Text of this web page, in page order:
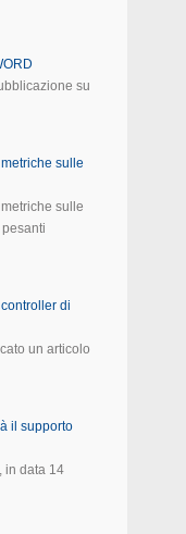
su
sulle
sulle
di
un articolo
il supporto
in data 14